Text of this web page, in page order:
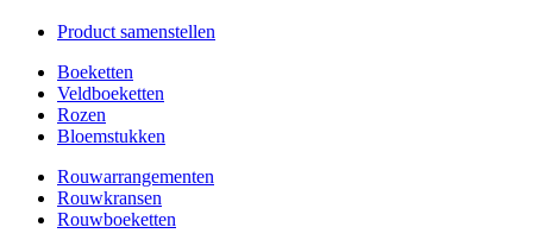
Product samenstellen
Boeketten
Veldboeketten
Rozen
Bloemstukken
Rouwarrangementen
Rouwkransen
Rouwboeketten